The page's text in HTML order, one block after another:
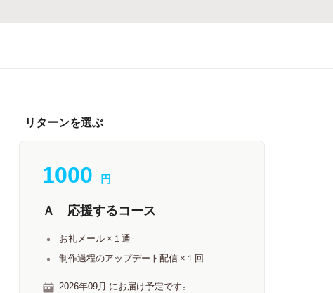
リターンを選ぶ
1000 円
Ａ 応援するコース
お礼メール ×１通
制作過程のアップデート配信 ×１回
2026年09月 にお届け予定です。